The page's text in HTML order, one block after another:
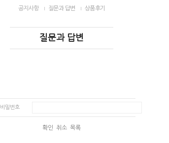
공지사항 질문과 답변 상품후기
질문과 답변
비밀번호
확인 취소 목록